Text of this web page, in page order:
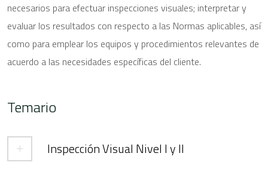
necesarios para efectuar inspecciones visuales; interpretar y
evaluar los resultados con respecto a las Normas aplicables, así
como para emplear los equipos y procedimientos relevantes de
acuerdo a las necesidades específicas del cliente.
Temario
Inspección Visual Nivel I y II